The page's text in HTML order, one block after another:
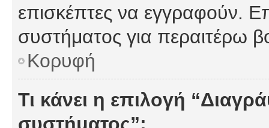
επισκέπτες να εγγραφούν.
συστήματος για περαιτέρω
Κορυφή
Τι κάνει η επιλογή
συστήματος”;